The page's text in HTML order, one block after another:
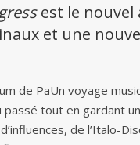
est le nouvel
et une
de PaUn voyage
tout en gardant
de l’Italo-